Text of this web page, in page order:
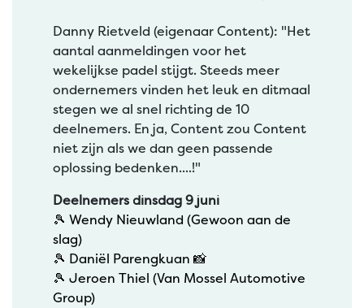
Danny Rietveld (eigenaar Content): "Het
aantal aanmeldingen voor het
wekelijkse padel stijgt. Steeds meer
ondernemers vinden het leuk en ditmaal
stegen we al snel richting de 10
deelnemers. En ja, Content zou Content
niet zijn als we dan geen passende
oplossing bedenken....!"
Deelnemers dinsdag 9 juni
🎾 Wendy Nieuwland (Gewoon aan de
slag)
🎾 Daniël Parengkuan 📸
🎾 Jeroen Thiel (Van Mossel Automotive
Group)